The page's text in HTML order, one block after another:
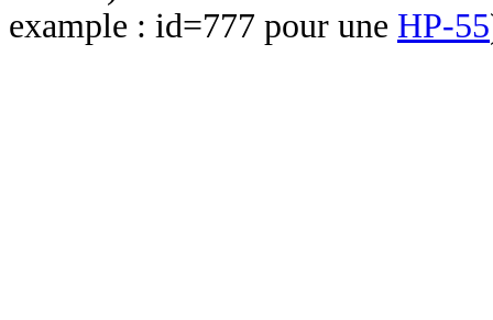
example : id=777 pour une HP-55